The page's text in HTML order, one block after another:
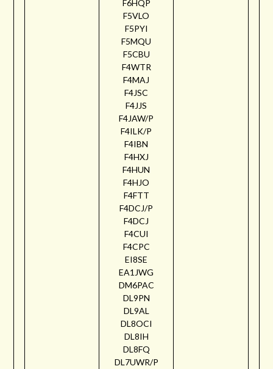
F6HQP
F5VLO
F5PYI
F5MQU
F5CBU
F4WTR
F4MAJ
F4JSC
F4JJS
F4JAW/P
F4ILK/P
F4IBN
F4HXJ
F4HUN
F4HJO
F4FTT
F4DCJ/P
F4DCJ
F4CUI
F4CPC
EI8SE
EA1JWG
DM6PAC
DL9PN
DL9AL
DL8OCI
DL8IH
DL8FQ
DL7UWR/P